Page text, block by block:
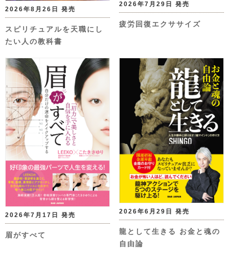
2026年8月26日 発売
スピリチュアルを天職にし
たい人の教科書
2026年7月29日 発売
疲労回復エクササイズ
2026年7月17日 発売
眉がすべて
2026年6月29日 発売
龍として生きる お金と魂の
自由論